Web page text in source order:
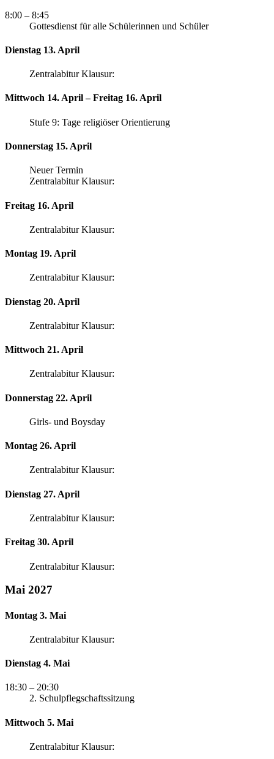
8:00 – 8:45
Gottesdienst für alle Schülerinnen und Schüler
Dienstag 13. April
Zentralabitur Klausur:
Mittwoch 14. April – Freitag 16. April
Stufe 9: Tage religiöser Orientierung
Donnerstag 15. April
Neuer Termin
Zentralabitur Klausur:
Freitag 16. April
Zentralabitur Klausur:
Montag 19. April
Zentralabitur Klausur:
Dienstag 20. April
Zentralabitur Klausur:
Mittwoch 21. April
Zentralabitur Klausur:
Donnerstag 22. April
Girls- und Boysday
Montag 26. April
Zentralabitur Klausur:
Dienstag 27. April
Zentralabitur Klausur:
Freitag 30. April
Zentralabitur Klausur:
Mai 2027
Montag 3. Mai
Zentralabitur Klausur:
Dienstag 4. Mai
18:30 – 20:30
2. Schulpflegschaftssitzung
Mittwoch 5. Mai
Zentralabitur Klausur: